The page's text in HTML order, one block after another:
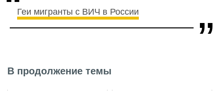
Геи мигранты с ВИЧ в России
В продолжение темы